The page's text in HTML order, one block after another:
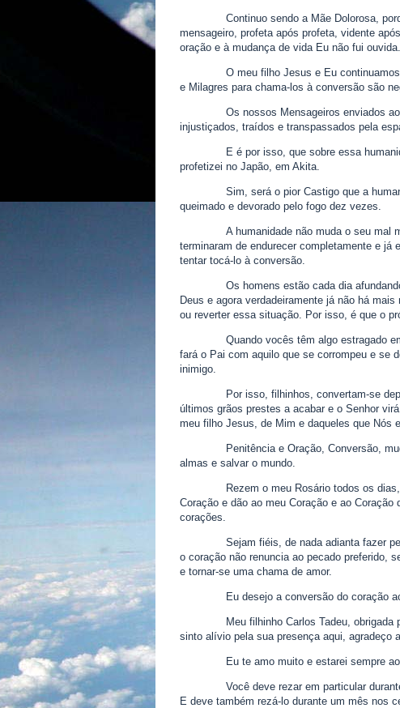
Continuo sendo a Mãe Dolorosa,
mensageiro, profeta após profeta, vidente
oração e à mudança de vida Eu não fui ouvida.
O meu filho Jesus e Eu
e Milagres para chama-los à conversão são
Os nossos Mensageiros enviados
injustiçados, traídos e transpassados pela
E é por isso, que sobre essa
profetizei no Japão, em Akita.
Sim, será o pior Castigo que a
queimado e devorado pelo fogo dez vezes.
A humanidade não muda o seu mal
terminaram de endurecer completamente e já
tentar tocá-lo à conversão.
Os homens estão cada dia
Deus e agora verdadeiramente já não há
ou reverter essa situação. Por isso, é que o
Quando vocês têm algo estragado
fará o Pai com aquilo que se corrompeu e se
inimigo.
Por isso, filhinhos, convertam-se
últimos grãos prestes a acabar e o Senhor
meu filho Jesus, de Mim e daqueles que Nós
Penitência e Oração, Conversão,
almas e salvar o mundo.
Rezem o meu Rosário todos os
Coração e dão ao meu Coração e ao
corações.
Sejam fiéis, de nada adianta fazer
o coração não renuncia ao pecado preferido,
e tornar-se uma chama de amor.
Eu desejo a conversão do coração
Meu filhinho Carlos Tadeu,
sinto alívio pela sua presença aqui, agradeço
Eu te amo muito e estarei sempre
Você deve rezar em particular
E deve também rezá-lo durante um mês nos